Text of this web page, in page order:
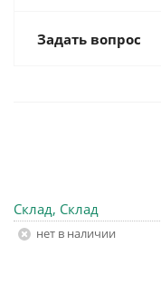
Задать вопрос
Склад, Склад
Нет в наличии